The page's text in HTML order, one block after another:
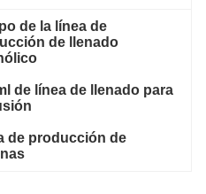
de la línea de
de llenado
de línea de llenado para
de producción de